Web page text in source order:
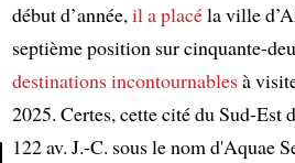
début d’année,il a placéla ville
septième position sur cinquante-
destinations incontournablesà
2025. Certes, cette cité du Sud-Est
122 av. J.-C. sous le nom d'Aquae